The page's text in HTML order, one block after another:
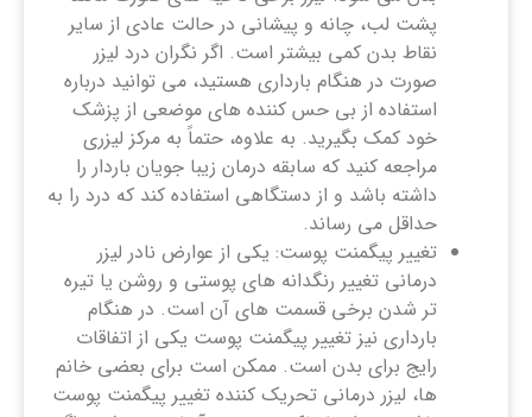
پشت لب، چانه و پیشانی در حالت عادی از سایر
نقاط بدن کمی بیشتر است. اگر نگران درد لیزر
صورت در هنگام بارداری هستید، می توانید درباره
استفاده از بی حس کننده های موضعی از پزشک
خود کمک بگیرید. به علاوه، حتماً به مرکز لیزری
مراجعه کنید که سابقه درمان زیبا جویان باردار را
داشته باشد و از دستگاهی استفاده کند که درد را به
حداقل می رساند.
تغییر پیگمنت پوست: یکی از عوارض نادر لیزر
درمانی تغییر رنگدانه های پوستی و روشن یا تیره
تر شدن برخی قسمت های آن است. در هنگام
بارداری نیز تغییر پیگمنت پوست یکی از اتفاقات
رایج برای بدن است. ممکن است برای بعضی خانم
ها، لیزر درمانی تحریک کننده تغییر پیگمنت پوست